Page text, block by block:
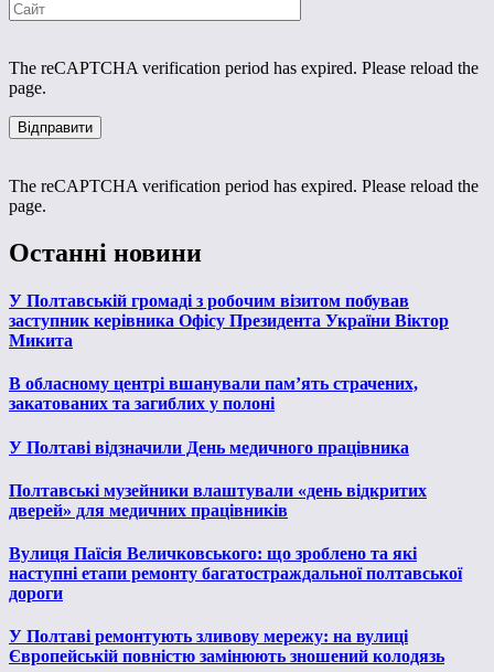
The reCAPTCHA verification period has expired. Please reload the
page.
The reCAPTCHA verification period has expired. Please reload the
page.
Останні новини
У Полтавській громаді з робочим візитом побував
заступник керівника Офісу Президента України Віктор
Микита
В обласному центрі вшанували пам’ять страчених,
закатованих та загиблих у полоні
У Полтаві відзначили День медичного працівника
Полтавські музейники влаштували «день відкритих
дверей» для медичних працівників
Вулиця Паїсія Величковського: що зроблено та які
наступні етапи ремонту багатостраждальної полтавської
дороги
У Полтаві ремонтують зливову мережу: на вулиці
Європейській повністю замінюють зношений колодязь